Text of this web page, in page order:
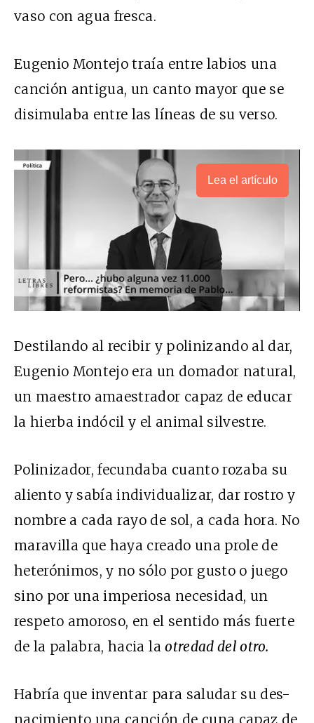
vaso con agua fresca.
Eugenio Montejo traía entre labios una
canción antigua, un canto mayor que se
disimulaba entre las líneas de su verso.
Lea el artículo
Destilando al recibir y polinizando al dar,
Eugenio Montejo era un domador natural,
un maestro amaestrador capaz de educar
la hierba indócil y el animal silvestre.
Polinizador, fecundaba cuanto rozaba su
aliento y sabía individualizar, dar rostro y
nombre a cada rayo de sol, a cada hora. No
maravilla que haya creado una prole de
heterónimos, y no sólo por gusto o juego
sino por una imperiosa necesidad, un
respeto amoroso, en el sentido más fuerte
de la palabra, hacia laotredad del otro.
Habría que inventar para saludar su des-
nacimiento una canción de cuna capaz de